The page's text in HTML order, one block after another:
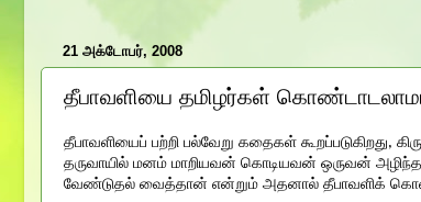
21 அக்டோபர், 2008
தீபாவளியை தமிழர்கள்
தீபாவளியைப் பற்றி பல்வேறு கதைகள்
தருவாயில் மனம் மாறியவன் கொடியவன் ஒருவன்
வேண்டுதல் வைத்தான் என்றும் அதனால் தீபாவளிக்